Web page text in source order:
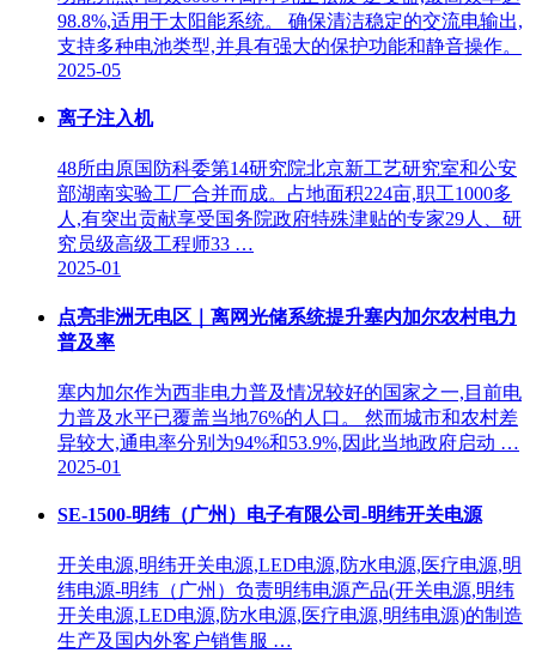
98.8%,适用于太阳能系统。 确保清洁稳定的交流电输出,
支持多种电池类型,并具有强大的保护功能和静音操作。
2025-05
离子注入机
48所由原国防科委第14研究院北京新工艺研究室和公安
部湖南实验工厂合并而成。占地面积224亩,职工1000多
人,有突出贡献享受国务院政府特殊津贴的专家29人、研
究员级高级工程师33 …
2025-01
点亮非洲无电区｜离网光储系统提升塞内加尔农村电力
普及率
塞内加尔作为西非电力普及情况较好的国家之一,目前电
力普及水平已覆盖当地76%的人口。 然而城市和农村差
异较大,通电率分别为94%和53.9%,因此当地政府启动 …
2025-01
SE-1500-明纬（广州）电子有限公司-明纬开关电源
开关电源,明纬开关电源,LED电源,防水电源,医疗电源,明
纬电源-明纬（广州）负责明纬电源产品(开关电源,明纬
开关电源,LED电源,防水电源,医疗电源,明纬电源)的制造
生产及国内外客户销售服 …